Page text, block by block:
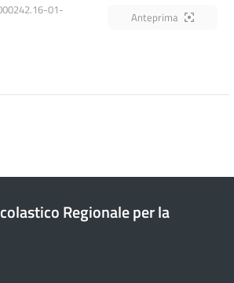
01-
Anteprima
Regionale per la